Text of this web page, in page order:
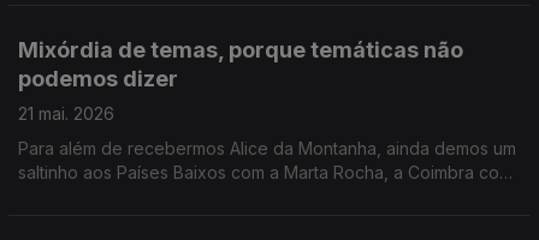
Mixórdia de temas, porque temáticas não
podemos dizer
21 mai. 2026
Para além de recebermos Alice da Montanha, ainda demos um
saltinho aos Países Baixos com a Marta Rocha, a Coimbra com